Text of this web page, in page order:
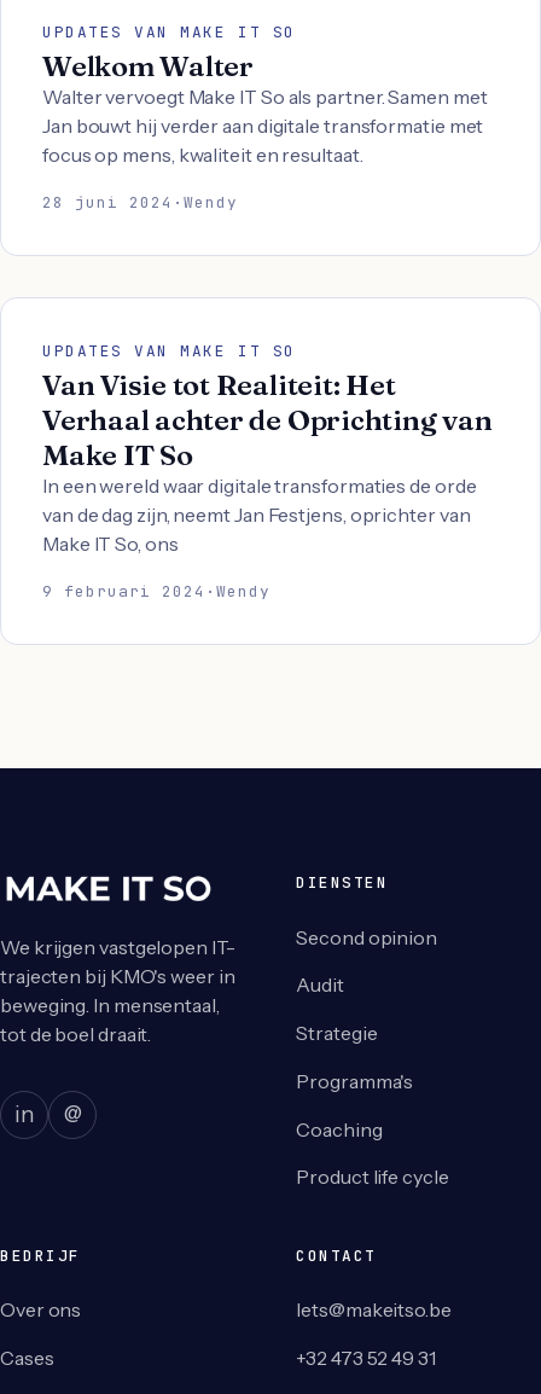
UPDATES VAN MAKE IT SO
Welkom Walter
Walter vervoegt Make IT So als partner. Samen met
Jan bouwt hij verder aan digitale transformatie met
focus op mens, kwaliteit en resultaat.
28 juni 2024 ·Wendy
UPDATES VAN MAKE IT SO
Van Visie tot Realiteit: Het
Verhaal achter de Oprichting van
Make IT So
In een wereld waar digitale transformaties de orde
van de dag zijn, neemt Jan Festjens, oprichter van
Make IT So, ons
9 februari 2024 ·Wendy
We krijgen vastgelopen IT-
trajecten bij KMO's weer in
beweging. In mensentaal,
tot de boel draait.
in @
DIENSTEN
Second opinion
Audit
Strategie
Programma's
Coaching
Product life cycle
BEDRIJF
Over ons
Cases
CONTACT
lets@makeitso.be
+32 473 52 49 31